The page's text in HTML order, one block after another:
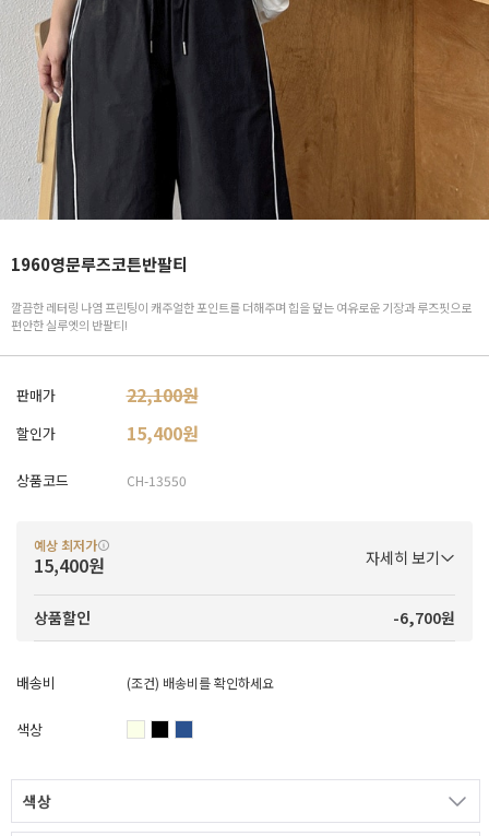
1960영문루즈코튼반팔티
깔끔한 레터링 나염 프린팅이 캐주얼한 포인트를 더해주며 힙을 덮는 여유로운 기장과 루즈핏으로
편안한 실루엣의 반팔티!
판매가 22,100원
할인가 15,400원
상품코드 CH-13550
예상 최저가
15,400원 자세히 보기
상품할인 -6,700원
배송비 (조건) 배송비를 확인하세요
색상
색상